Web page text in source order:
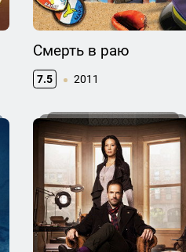
Смерть в раю
7.5 2011